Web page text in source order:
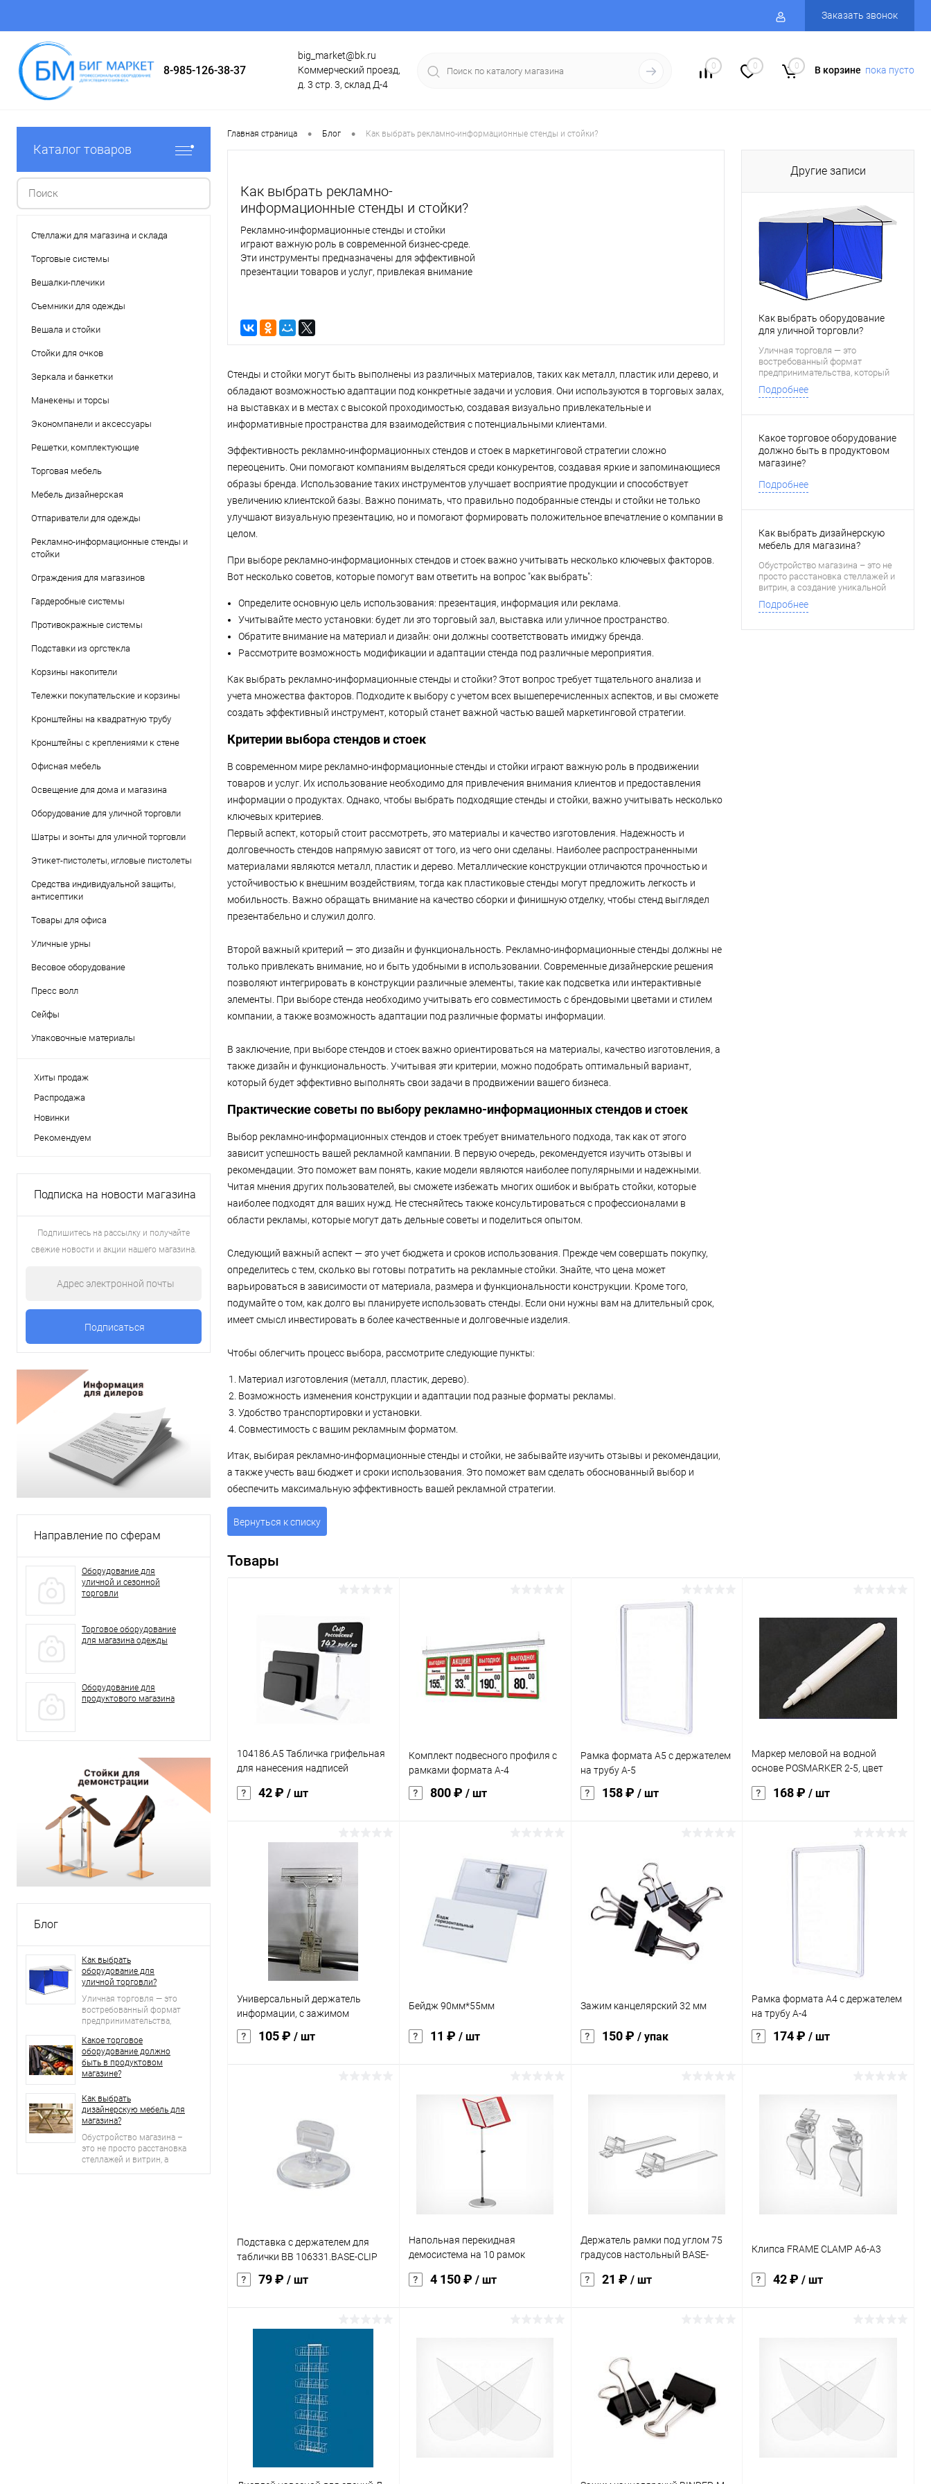
Заказать звонок
8-985-126-38-37
big_market@bk.ru
Коммерческий проезд,
д. 3 стр. 3, склад Д-4
0 0 0 В корзине пока пусто
Каталог товаров
Стеллажи для магазина и склада
Торговые системы
Вешалки-плечики
Съемники для одежды
Вешала и стойки
Стойки для очков
Зеркала и банкетки
Манекены и торсы
Экономпанели и аксессуары
Решетки, комплектующие
Торговая мебель
Мебель дизайнерская
Отпариватели для одежды
Рекламно-информационные стенды и
стойки
Ограждения для магазинов
Гардеробные системы
Противокражные системы
Подставки из оргстекла
Корзины накопители
Тележки покупательские и корзины
Кронштейны на квадратную трубу
Кронштейны с креплениями к стене
Офисная мебель
Освещение для дома и магазина
Оборудование для уличной торговли
Шатры и зонты для уличной торговли
Этикет-пистолеты, игловые пистолеты
Средства индивидуальной защиты,
антисептики
Товары для офиса
Уличные урны
Весовое оборудование
Пресс волл
Сейфы
Упаковочные материалы
Хиты продаж
Распродажа
Новинки
Рекомендуем
Подписка на новости магазина
Подпишитесь на рассылку и получайте
свежие новости и акции нашего магазина.
Направление по сферам
Оборудование для
уличной и сезонной
торговли
Торговое оборудование
для магазина одежды
Оборудование для
продуктового магазина
Блог
Как выбрать
оборудование для
уличной торговли?
Уличная торговля — это
востребованный формат
предпринимательства,
доступностью и
мобильностью.
Какое торговое
оборудование должно
быть в продуктовом
магазине?
Как выбрать
дизайнерскую мебель для
магазина?
Обустройство магазина –
это не просто расстановка
стеллажей и витрин, а
Главная страница • Блог • Как выбрать рекламно-информационные стенды и стойки?
Как выбрать рекламно-
информационные стенды и стойки?
Рекламно-информационные стенды и стойки
играют важную роль в современной бизнес-среде.
Эти инструменты предназначены для эффективной
презентации товаров и услуг, привлекая внимание
Стенды и стойки могут быть выполнены из различных материалов, таких как металл, пластик или дерево, и
обладают возможностью адаптации под конкретные задачи и условия. Они используются в торговых залах,
на выставках и в местах с высокой проходимостью, создавая визуально привлекательные и
информативные пространства для взаимодействия с потенциальными клиентами.
Эффективность рекламно-информационных стендов и стоек в маркетинговой стратегии сложно
переоценить. Они помогают компаниям выделяться среди конкурентов, создавая яркие и запоминающиеся
образы бренда. Использование таких инструментов улучшает восприятие продукции и способствует
увеличению клиентской базы. Важно понимать, что правильно подобранные стенды и стойки не только
улучшают визуальную презентацию, но и помогают формировать положительное впечатление о компании в
целом.
При выборе рекламно-информационных стендов и стоек важно учитывать несколько ключевых факторов.
Вот несколько советов, которые помогут вам ответить на вопрос "как выбрать":
Определите основную цель использования: презентация, информация или реклама.
Учитывайте место установки: будет ли это торговый зал, выставка или уличное пространство.
Обратите внимание на материал и дизайн: они должны соответствовать имиджу бренда.
Рассмотрите возможность модификации и адаптации стенда под различные мероприятия.
Как выбрать рекламно-информационные стенды и стойки? Этот вопрос требует тщательного анализа и
учета множества факторов. Подходите к выбору с учетом всех вышеперечисленных аспектов, и вы сможете
создать эффективный инструмент, который станет важной частью вашей маркетинговой стратегии.
Критерии выбора стендов и стоек
В современном мире рекламно-информационные стенды и стойки играют важную роль в продвижении
товаров и услуг. Их использование необходимо для привлечения внимания клиентов и предоставления
информации о продуктах. Однако, чтобы выбрать подходящие стенды и стойки, важно учитывать несколько
ключевых критериев.
Первый аспект, который стоит рассмотреть, это материалы и качество изготовления. Надежность и
долговечность стендов напрямую зависят от того, из чего они сделаны. Наиболее распространенными
материалами являются металл, пластик и дерево. Металлические конструкции отличаются прочностью и
устойчивостью к внешним воздействиям, тогда как пластиковые стенды могут предложить легкость и
мобильность. Важно обращать внимание на качество сборки и финишную отделку, чтобы стенд выглядел
презентабельно и служил долго.
Второй важный критерий — это дизайн и функциональность. Рекламно-информационные стенды должны не
только привлекать внимание, но и быть удобными в использовании. Современные дизайнерские решения
позволяют интегрировать в конструкции различные элементы, такие как подсветка или интерактивные
элементы. При выборе стенда необходимо учитывать его совместимость с брендовыми цветами и стилем
компании, а также возможность адаптации под различные форматы информации.
В заключение, при выборе стендов и стоек важно ориентироваться на материалы, качество изготовления, а
также дизайн и функциональность. Учитывая эти критерии, можно подобрать оптимальный вариант,
который будет эффективно выполнять свои задачи в продвижении вашего бизнеса.
Практические советы по выбору рекламно-информационных стендов и стоек
Выбор рекламно-информационных стендов и стоек требует внимательного подхода, так как от этого
зависит успешность вашей рекламной кампании. В первую очередь, рекомендуется изучить отзывы и
рекомендации. Это поможет вам понять, какие модели являются наиболее популярными и надежными.
Читая мнения других пользователей, вы сможете избежать многих ошибок и выбрать стойки, которые
наиболее подходят для ваших нужд. Не стесняйтесь также консультироваться с профессионалами в
области рекламы, которые могут дать дельные советы и поделиться опытом.
Следующий важный аспект — это учет бюджета и сроков использования. Прежде чем совершать покупку,
определитесь с тем, сколько вы готовы потратить на рекламные стойки. Знайте, что цена может
варьироваться в зависимости от материала, размера и функциональности конструкции. Кроме того,
подумайте о том, как долго вы планируете использовать стенды. Если они нужны вам на длительный срок,
имеет смысл инвестировать в более качественные и долговечные изделия.
Чтобы облегчить процесс выбора, рассмотрите следующие пункты:
Материал изготовления (металл, пластик, дерево).
Возможность изменения конструкции и адаптации под разные форматы рекламы.
Удобство транспортировки и установки.
Совместимость с вашим рекламным форматом.
Итак, выбирая рекламно-информационные стенды и стойки, не забывайте изучить отзывы и рекомендации,
а также учесть ваш бюджет и сроки использования. Это поможет вам сделать обоснованный выбор и
обеспечить максимальную эффективность вашей рекламной стратегии.
Вернуться к списку
Другие записи
Как выбрать оборудование
для уличной торговли?
Уличная торговля — это
востребованный формат
предпринимательства, который
привлекает доступностью и
мобильностью.
Подробнее
Какое торговое оборудование
должно быть в продуктовом
магазине?
Подробнее
Как выбрать дизайнерскую
мебель для магазина?
Обустройство магазина – это не
просто расстановка стеллажей и
витрин, а создание уникальной
атмосферы, которая привлекает
покупателей и побуждает их к
Подробнее
Товары
104186.A5 Табличка грифельная
для нанесения надписей
104186.A5
42 ₽ / шт
Купить в 1 клик Сравнение
Комплект подвесного профиля с
рамками формата А-4
800 ₽ / шт
Купить в 1 клик Сравнение
В избранное Под заказ
Рамка формата А5 с держателем
на трубу А-5
158 ₽ / шт
Купить в 1 клик Сравнение
В избранное Под заказ
характеристика:
Маркер меловой на водной
основе POSMARKER 2-5, цвет
168 ₽/ шт
В корзину
Универсальный держатель
информации, с зажимом
105 ₽ / шт
Купить в 1 клик
В избранное
Бейдж 90мм*55мм
11 ₽ / шт
В корзину
Купить в 1 клик
Зажим канцелярский 32 мм
150 ₽ / упак
В избранное Под заказ
Рамка формата А4 с держателем
на трубу А-4
174 ₽/ шт
Купить в 1 клик Сравнение
В избранное В наличии
характеристика:
Подставка с держателем для
таблички BB 106331.BASE-CLIP
79 ₽ / шт
Купить в 1 клик
В избранное
характеристика:
Напольная перекидная
демосистема на 10 рамок
4 150 ₽ / шт
Купить в 1 клик Сравнение
В избранное В наличии
Держатель рамки под углом 75
градусов настольный BASE-
21 ₽ / шт
Купить в 1 клик Сравнение
В избранное Под заказ
характеристика:
Клипса FRAME CLAMP A6-A3
42 ₽/ шт
Купить в 1 клик Сравнение
В избранное Под заказ